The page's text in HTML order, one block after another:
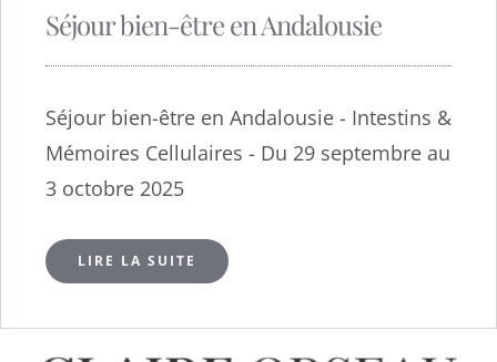
Séjour bien-être en Andalousie
Séjour bien-être en Andalousie - Intestins &
Mémoires Cellulaires - Du 29 septembre au
3 octobre 2025
LIRE LA SUITE